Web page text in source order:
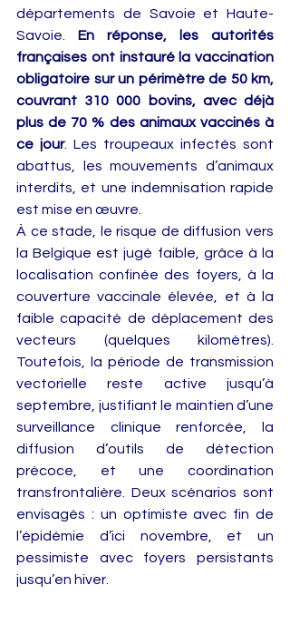
départements de Savoie et Haute-
Savoie. En réponse, les autorités
françaises ont instauré la vaccination
obligatoire sur un périmètre de 50 km,
couvrant 310 000 bovins, avec déjà
plus de 70 % des animaux vaccinés à
ce jour. Les troupeaux infectés sont
abattus, les mouvements d’animaux
interdits, et une indemnisation rapide
est mise en œuvre.
À ce stade, le risque de diffusion vers
la Belgique est jugé faible, grâce à la
localisation confinée des foyers, à la
couverture vaccinale élevée, et à la
faible capacité de déplacement des
vecteurs (quelques kilomètres).
Toutefois, la période de transmission
vectorielle reste active jusqu’à
septembre, justifiant le maintien d’une
surveillance clinique renforcée, la
diffusion d’outils de détection
précoce, et une coordination
transfrontalière. Deux scénarios sont
envisagés : un optimiste avec fin de
l’épidémie d’ici novembre, et un
pessimiste avec foyers persistants
jusqu’en hiver.